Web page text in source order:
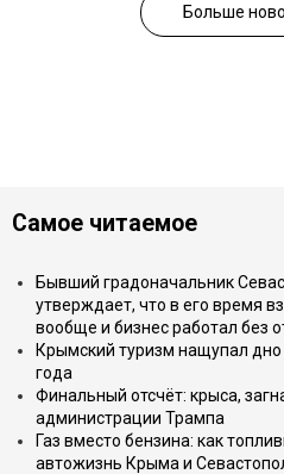
Больше
Самое читаемое
Бывший градоначальник
утверждает, что в его время
вообще и бизнес работал без
Крымский туризм нащупал
года
Финальный отсчёт: крыса,
администрации Трампа
Газ вместо бензина: как
автожизнь Крыма и